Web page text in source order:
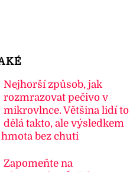
Nejhorší způsob, jak
rozmrazovat pečivo v
mikrovlnce. Většina lidí to
dělá takto, ale výsledkem
bez chuti
Zapomeňte na